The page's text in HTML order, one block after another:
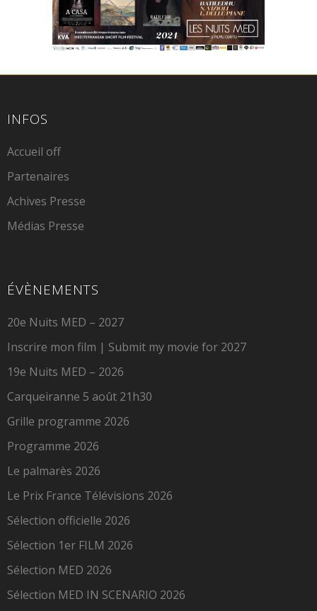
INFOS
Accueil off
Partenaires
Achives Presse
Médias Presse
ÉVÈNEMENTS
20e Nuits MED – 2027
Inscrire mon film | Submit my movie for 2027
19e Nuits MED – 2026
Carqueiranne 5 août 21h30
Grille programme 2026
Programme 2026
Le palmarès 2026
Le Prix France Télévisions 2026
Sélection officielle 2026
Sélection 1er FILM 2026
Sélection MED 2026
Sélection MED IN SCENARIO 2026